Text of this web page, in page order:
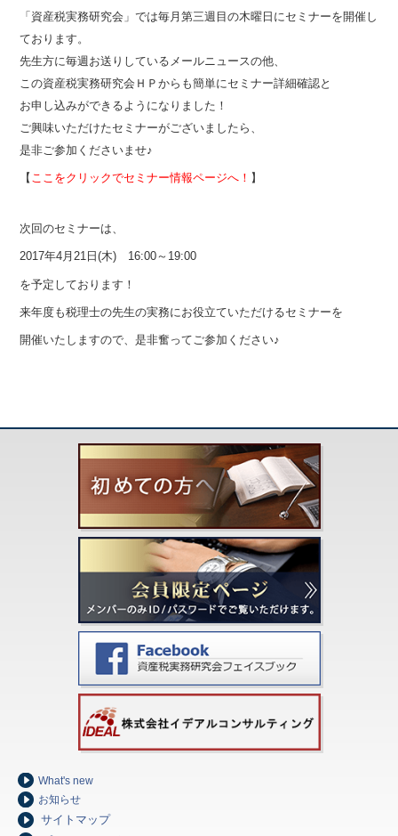
「資産税実務研究会」では毎月第三週目の木曜日にセミナーを開催し
ております。
先生方に毎週お送りしているメールニュースの他、
この資産税実務研究会ＨＰからも簡単にセミナー詳細確認と
お申し込みができるようになりました！
ご興味いただけたセミナーがございましたら、
是非ご参加くださいませ♪
【 ここをクリックでセミナー情報ページへ！ 】
次回のセミナーは、
2017年4月21日(木) 16:00～19:00
を予定しております！
来年度も税理士の先生の実務にお役立ていただけるセミナーを
開催いたしますので、是非奮ってご参加ください♪
What's new
お知らせ
サイトマップ